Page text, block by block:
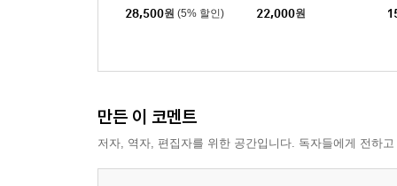
진보
제15강 해석에 관하여, 진보의 개념 (I)
28,500원 (5% 할인) 22,000원
만든 이 코멘트
저자, 역자, 편집자를 위한 공간입니다. 독자들에게 전하